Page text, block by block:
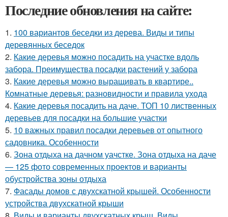
Последние обновления на сайте:
1. 100 вариантов беседки из дерева. Виды и типы
деревянных беседок
2. Какие деревья можно посадить на участке вдоль
забора. Преимущества посадки растений у забора
3. Какие деревья можно выращивать в квартире..
Комнатные деревья: разновидности и правила ухода
4. Какие деревья посадить на даче. ТОП 10 лиственных
деревьев для посадки на большие участки
5. 10 важных правил посадки деревьев от опытного
садовника. Особенности
6. Зона отдыха на дачном уачстке. Зона отдыха на даче
— 125 фото современных проектов и варианты
обустройства зоны отдыха
7. Фасады домов с двухскатной крышей. Особенности
устройства двухскатной крыши